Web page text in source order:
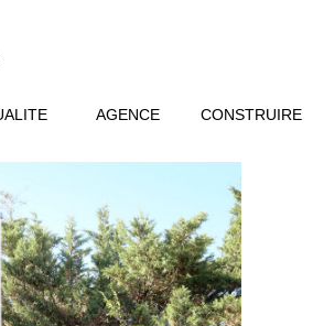
AGENCE CONSTRUIRE